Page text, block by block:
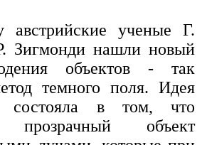
австрийские ученые Г.
Зигмонди нашли новый
объектов - так
темного поля. Идея
состояла в том, что
прозрачный объект